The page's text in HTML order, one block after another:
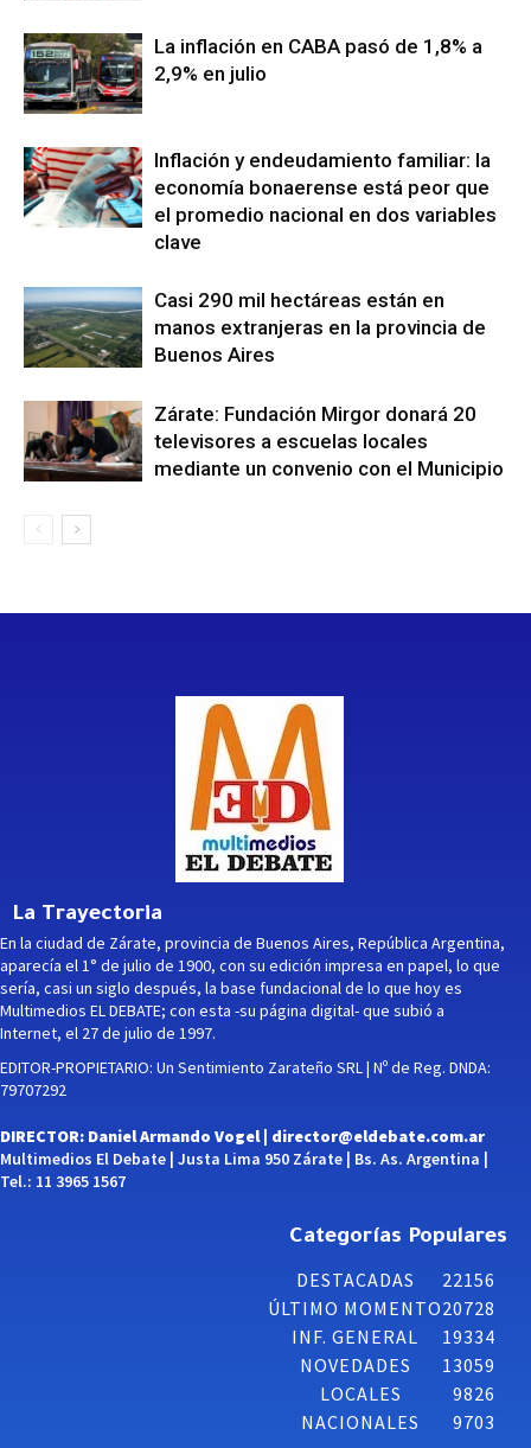
La inflación en CABA pasó de 1,8% a
2,9% en julio
Inflación y endeudamiento familiar: la
economía bonaerense está peor que
el promedio nacional en dos variables
clave
Casi 290 mil hectáreas están en
manos extranjeras en la provincia de
Buenos Aires
Zárate: Fundación Mirgor donará 20
televisores a escuelas locales
mediante un convenio con el Municipio
La Trayectoria
En la ciudad de Zárate, provincia de Buenos Aires, República Argentina,
aparecía el 1° de julio de 1900, con su edición impresa en papel, lo que
sería, casi un siglo después, la base fundacional de lo que hoy es
Multimedios EL DEBATE; con esta -su página digital- que subió a
Internet, el 27 de julio de 1997.
EDITOR-PROPIETARIO: Un Sentimiento Zarateño SRL | Nº de Reg. DNDA:
79707292
DIRECTOR: Daniel Armando Vogel | director@eldebate.com.ar
Multimedios El Debate | Justa Lima 950 Zárate | Bs. As. Argentina |
Tel.: 11 3965 1567
Categorías Populares
DESTACADAS
22156
ÚLTIMO MOMENTO20728
INF. GENERAL
19334
NOVEDADES
13059
LOCALES
9826
NACIONALES
9703